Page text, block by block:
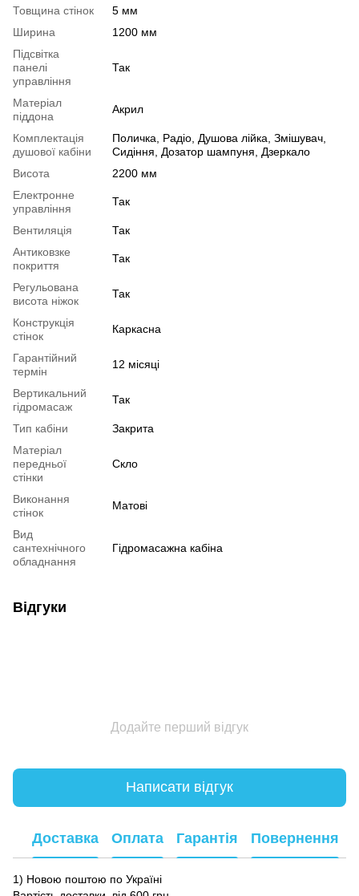
Товщина стінок
5 мм
Ширина
1200 мм
Підсвітка
панелі
управління
Так
Матеріал
піддона
Акрил
Комплектація
душової кабіни
Поличка, Радіо, Душова лійка, Змішувач,
Сидіння, Дозатор шампуня, Дзеркало
Висота
2200 мм
Електронне
управління
Так
Вентиляція
Так
Антиковзке
покриття
Так
Регульована
висота ніжок
Так
Конструкція
стінок
Каркасна
Гарантійний
термін
12 місяці
Вертикальний
гідромасаж
Так
Тип кабіни
Закрита
Матеріал
передньої
стінки
Скло
Виконання
стінок
Матові
Вид
сантехнічного
обладнання
Гідромасажна кабіна
Відгуки
Додайте перший відгук
Написати відгук
Доставка Оплата Гарантія Повернення
1) Новою поштою по Україні